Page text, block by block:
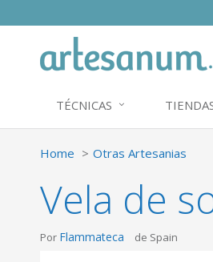
TÉCNICAS
Home Otras Artesanias
Vela de
Por Flammateca de Spain